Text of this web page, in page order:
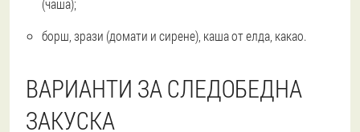
(чаша);
борш, зрази (домати и сирене), каша от елда, какао.
ВАРИАНТИ ЗА СЛЕДОБЕДНА
ЗАКУСКА